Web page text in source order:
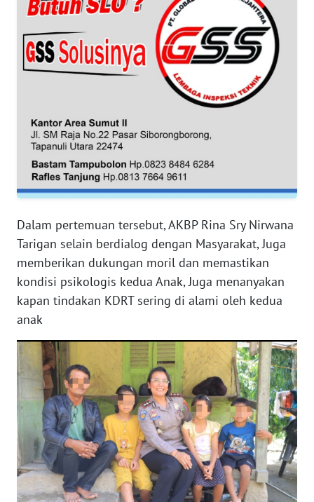
Dalam pertemuan tersebut, AKBP Rina Sry Nirwana
Tarigan selain berdialog dengan Masyarakat, Juga
memberikan dukungan moril dan memastikan
kondisi psikologis kedua Anak, Juga menanyakan
kapan tindakan KDRT sering di alami oleh kedua
anak
SULTRA
WN
SULTENG
WN
SULBAR
BABEL
WN
SUMBAR
WN
SUMSEL
WN
BENGKULU
WN
LAMPUNG
WN